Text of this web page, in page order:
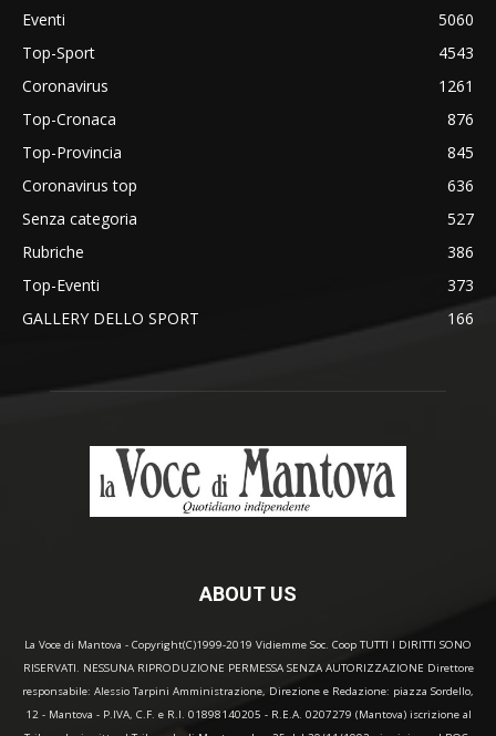
Eventi
5060
Top-Sport
4543
Coronavirus
1261
Top-Cronaca
876
Top-Provincia
845
Coronavirus top
636
Senza categoria
527
Rubriche
386
Top-Eventi
373
GALLERY DELLO SPORT
166
ABOUT US
La Voce di Mantova - Copyright(C)1999-2019 Vidiemme Soc. Coop TUTTI I DIRITTI SONO
RISERVATI. NESSUNA RIPRODUZIONE PERMESSA SENZA AUTORIZZAZIONE Direttore
responsabile: Alessio Tarpini Amministrazione, Direzione e Redazione: piazza Sordello,
12 - Mantova - P.IVA, C.F. e R.I. 01898140205 - R.E.A. 0207279 (Mantova) iscrizione al